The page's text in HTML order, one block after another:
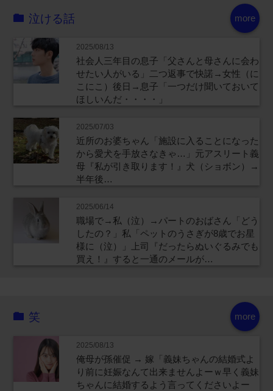
more
泣ける話
2025/08/13
社会人三年目の息子「父さんと母さんに会わ
せたい人がいる」二つ返事で快諾→女性（に
こにこ）後日→息子「一つだけ聞いておいて
ほしいんだ・・・・」
2025/07/03
近所のお婆ちゃん「施設に入ることになった
から愛犬を手放さなきゃ…」元アスリート義
母『私が引き取ります！』犬（ショボン）→
半年後…
2025/06/14
職場で→私（泣）→パートのおばさん「どう
したの？」私「ペットのうさぎが8歳でお星
様に（泣）」上司『だったらぬいぐるみでも
買え！』すると一通のメールが…
more
笑
2025/08/13
俺母が孫催促 → 嫁「義妹ちゃんの結婚式よ
り前に妊娠なんて出来ませんよーｗ早く義妹
ちゃんに結婚するよう言ってくださいよー